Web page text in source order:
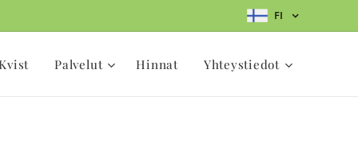
FI
Palvelut Hinnat Yhteystiedot